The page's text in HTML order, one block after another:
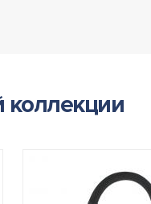
коллекции